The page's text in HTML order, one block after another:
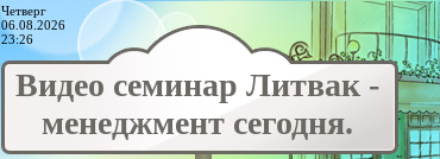
Четверг
06.08.2026
23:26
Видео семинар Литвак -
менеджмент сегодня.